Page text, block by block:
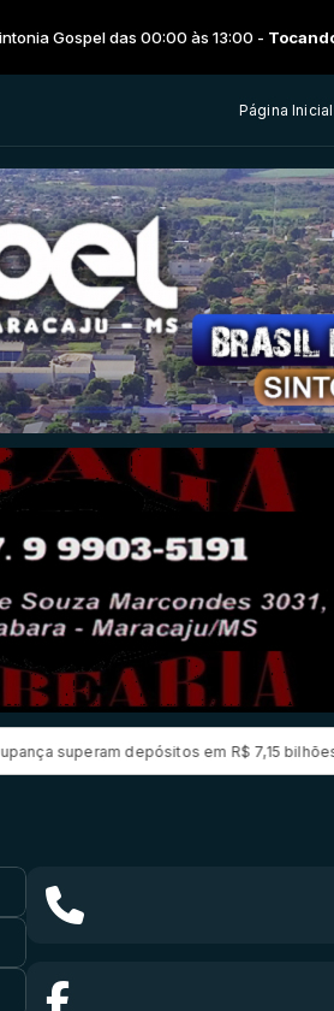
00:00 às 13:00 -Tocando agora:
Página Inicial
em R$ 7,15 bilhões em julho